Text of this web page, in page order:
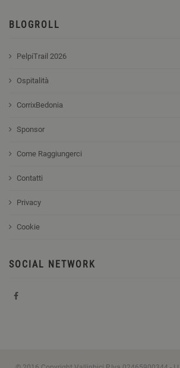
BLOGROLL
PelpiTrail 2026
Ospitalità
CorrixBedonia
Sponsor
Come Raggiungerci
Contatti
Privacy
Cookie
SOCIAL NETWORK